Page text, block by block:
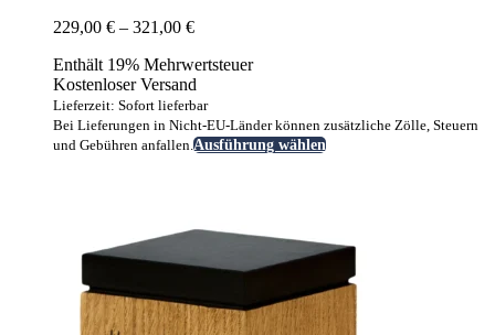
229,00 € – 321,00 €Preisspanne:
bis
321,00 €
Enthält 19% Mehrwertsteuer
Kostenloser Versand
Lieferzeit: Sofort lieferbar
Bei Lieferungen in Nicht-EU-Länder können zusätzliche Zölle, Steuern
und Gebühren anfallen.Ausführung wählenDieses
auf.
Optionen
können
auf